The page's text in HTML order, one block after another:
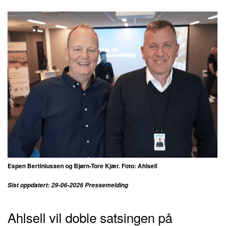
Espen Bertiniussen og Bjørn-Tore Kjær. Foto: Ahlsell
Sist oppdatert: 29-06-2026 Pressemelding
Ahlsell vil doble satsingen på